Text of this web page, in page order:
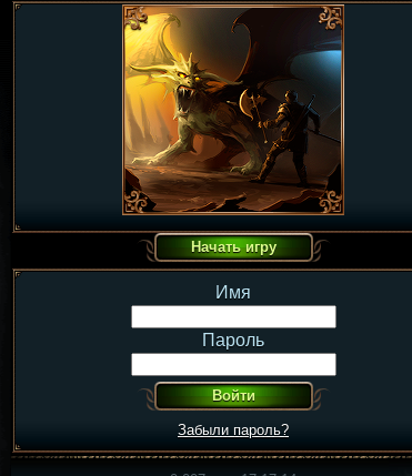
Имя
Пароль
Забыли пароль?